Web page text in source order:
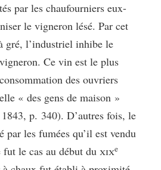
par les chaufourniers eux-
le vigneron lésé. Par cet
gré, l’industriel inhibe le
Ce vin est le plus
des ouvriers
« des gens de maison »
p. 340). D’autres fois, le
par les fumées qu’il est vendu
le cas au début du xixe